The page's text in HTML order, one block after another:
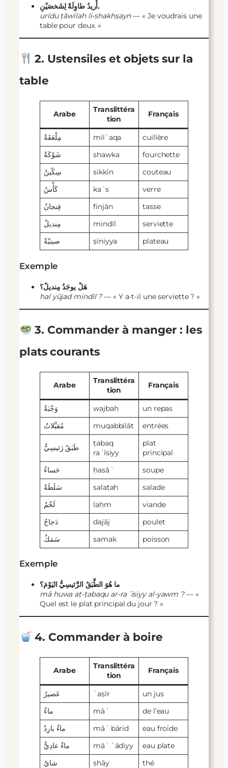
أُريدُ طاوِلَةً لِشَخصَيْنِ.
urīdu ṭāwilah li-shakhṣayn— « Je voudrais une
table pour deux. »
2. Ustensiles et objets sur la
table
Arabe
Translittéra
tion
Français
مِلْعَقَةٌ milʿaqa
cuillère
شَوْكَةٌ
shawka
fourchette
سِكّينٌ
sikkīn
couteau
كَأْسٌ
kaʾs
verre
فِنجانٌ
finjān
tasse
مِنديلٌ
mindīl
serviette
صينيّةٌ
ṣīniyya plateau
Exemple
هَلْ يوجَدُ مِنديلٌ؟
hal yūjad mindīl ?— « Y a-t-il une serviette ? »
3. Commander à manger : les
plats courants
Arabe
Translittéra
tion
Français
وَجْبَةٌ wajbah
un repas
مُقبِّلاتٌ
muqabbilāt entrées
طَبَقٌ رَئيسِيٌّ
ṭabaq
raʾīsiyy
plat
principal
حَساءٌ
ḥasāʾ
soupe
سَلَطَةٌ
salaṭah
salade
لَحْمٌ
laḥm
viande
دَجاجٌ
dajāj
poulet
سَمَكٌ
samak poisson
Exemple
ما هُوَ الطَّبَقُ الرَّئيسِيُّ اليَوْمَ؟
mā huwa aṭ-ṭabaqu ar-raʾīsiyy al-yawm ?— «
Quel est le plat principal du jour ? »
4. Commander à boire
Arabe
Translittéra
tion
Français
عَصيرٌ ʿaṣīr
un jus
ماءٌ
māʾ
de l’eau
ماءٌ بارِدٌ
māʾ bārid
eau froide
ماءٌ عادِيٌّ
māʾ ʿādiyy
eau plate
شايٌ
shāy thé